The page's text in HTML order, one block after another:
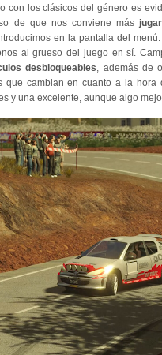
con los clásicos del género es
de que nos conviene más
en la pantalla del
al grueso del juego en sí.
desbloqueables , además de
que cambian en cuanto a la
y una excelente, aunque algo